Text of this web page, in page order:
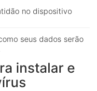
no dispositivo
seus dados serão
instalar e